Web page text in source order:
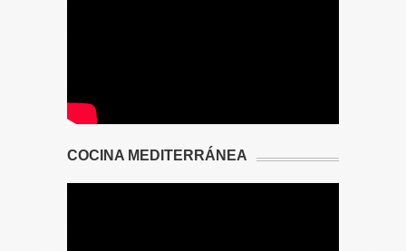
COCINA MEDITERRÁNEA